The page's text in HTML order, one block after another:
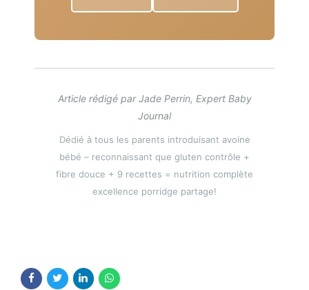
Article rédigé par Jade Perrin, Expert Baby
Journal
Dédié à tous les parents introduisant avoine
bébé – reconnaissant que gluten contrôle +
fibre douce + 9 recettes = nutrition complète
excellence porridge partage!